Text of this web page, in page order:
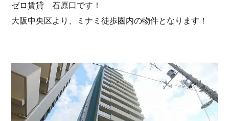
ゼロ賃貸 石原口です！
大阪中央区より、ミナミ徒歩圏内の物件となります！